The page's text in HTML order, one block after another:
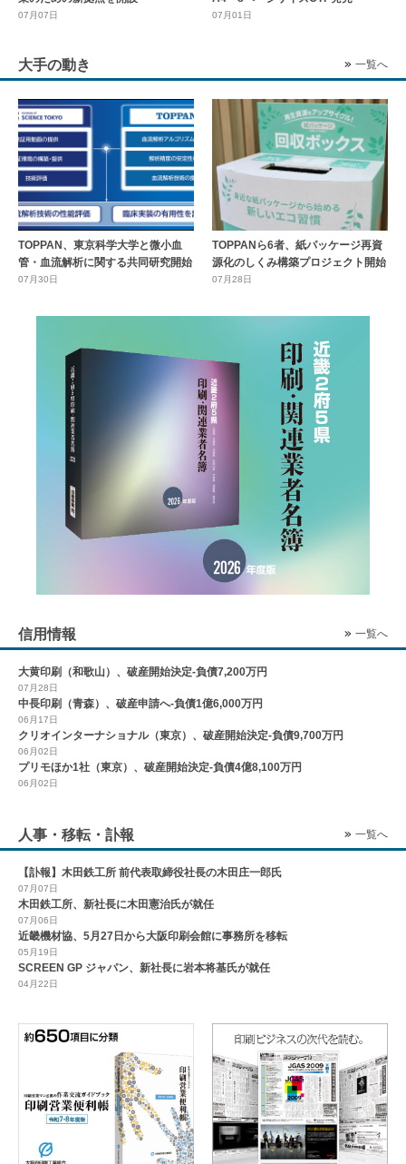
07月07日 07月01日
大手の動き 一覧へ
TOPPAN、東京科学大学と微小血
管・血流解析に関する共同研究開始
07月30日
TOPPANら6者、紙パッケージ再資
源化のしくみ構築プロジェクト開始
07月28日
信用情報 一覧へ
大黄印刷（和歌山）、破産開始決定-負債7,200万円
07月28日
中長印刷（青森）、破産申請へ-負債1億6,000万円
06月17日
クリオインターナショナル（東京）、破産開始決定-負債9,700万円
06月02日
プリモほか1社（東京）、破産開始決定-負債4億8,100万円
06月02日
人事・移転・訃報 一覧へ
【訃報】木田鉄工所 前代表取締役社長の木田庄一郎氏
07月07日
木田鉄工所、新社長に木田憲治氏が就任
07月06日
近畿機材協、5月27日から大阪印刷会館に事務所を移転
05月19日
SCREEN GP ジャパン、新社長に岩本将基氏が就任
04月22日